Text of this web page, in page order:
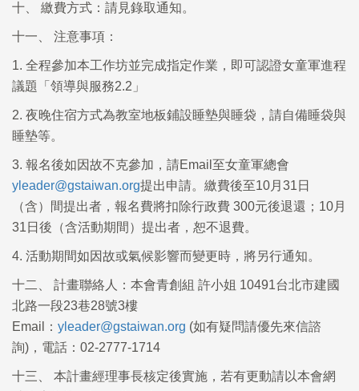
十、 繳費方式：請見錄取通知。
十一、 注意事項：
1. 全程參加本工作坊並完成指定作業，即可認證女童軍進程
議題「領導與服務2.2」
2. 夜晚住宿方式為教室地板鋪設睡墊與睡袋，請自備睡袋與
睡墊等。
3. 報名後如因故不克參加，請Email至女童軍總會
yleader@gstaiwan.org提出申請。繳費後至10月31日
（含）間提出者，報名費將扣除行政費 300元後退還；10月
31日後（含活動期間）提出者，恕不退費。
4. 活動期間如因故或氣候影響而變更時，將另行通知。
十二、 計畫聯絡人：本會青創組 許小姐 10491台北市建國
北路一段23巷28號3樓
Email： yleader@gstaiwan.org (如有疑問請優先來信諮
詢)，電話：02-2777-1714
十三、 本計畫經理事長核定後實施，若有更動請以本會網